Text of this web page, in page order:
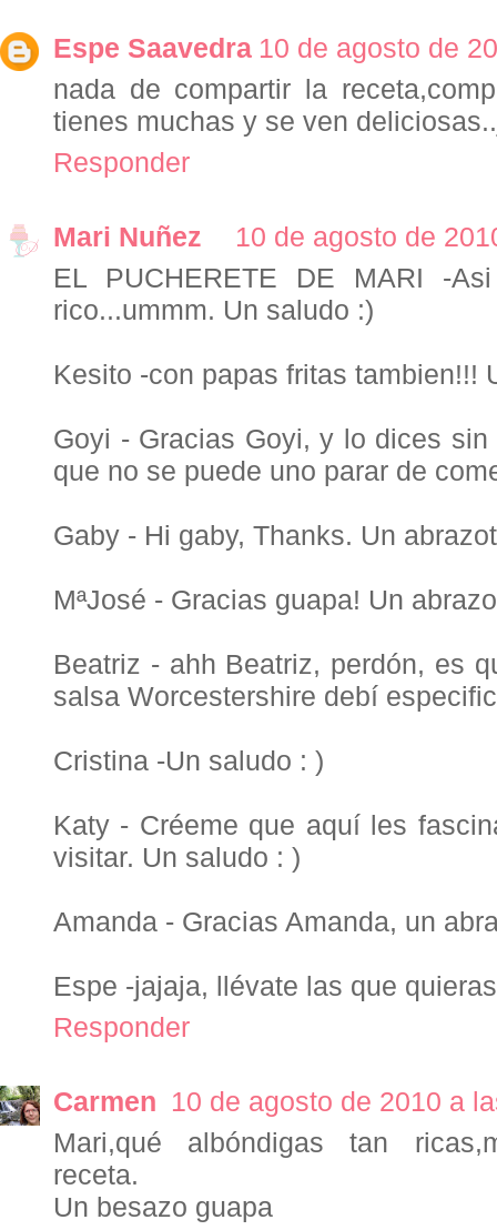
Espe Saavedra 10 de agosto de
nada de compartir la
tienes muchas y se ven
Responder
Mari Nuñez
10 de agosto de
EL PUCHERETE DE MARI -
rico...ummm. Un saludo :)
Kesito -con papas fritas tambien!!!
Goyi - Gracias Goyi, y lo dices
que no se puede uno parar de
Gaby - Hi gaby, Thanks. Un
MªJosé - Gracias guapa! Un
Beatriz - ahh Beatriz, perdón, es
salsa Worcestershire debí
Cristina -Un saludo : )
Katy - Créeme que aquí les
visitar. Un saludo : )
Amanda - Gracias Amanda, un
Espe -jajaja, llévate las que
Responder
Carmen 10 de agosto de 2010 a
Mari,qué albóndigas tan
receta.
Un besazo guapa